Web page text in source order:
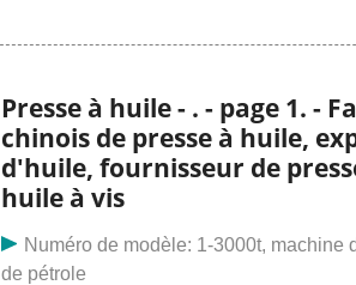
Asie. Le sommet
Presse à huile - . - page 1. -
chinois de presse à huile,
d'huile, fournisseur de
huile à vis
Numéro de modèle: 1-3000t, machine
de pétrole